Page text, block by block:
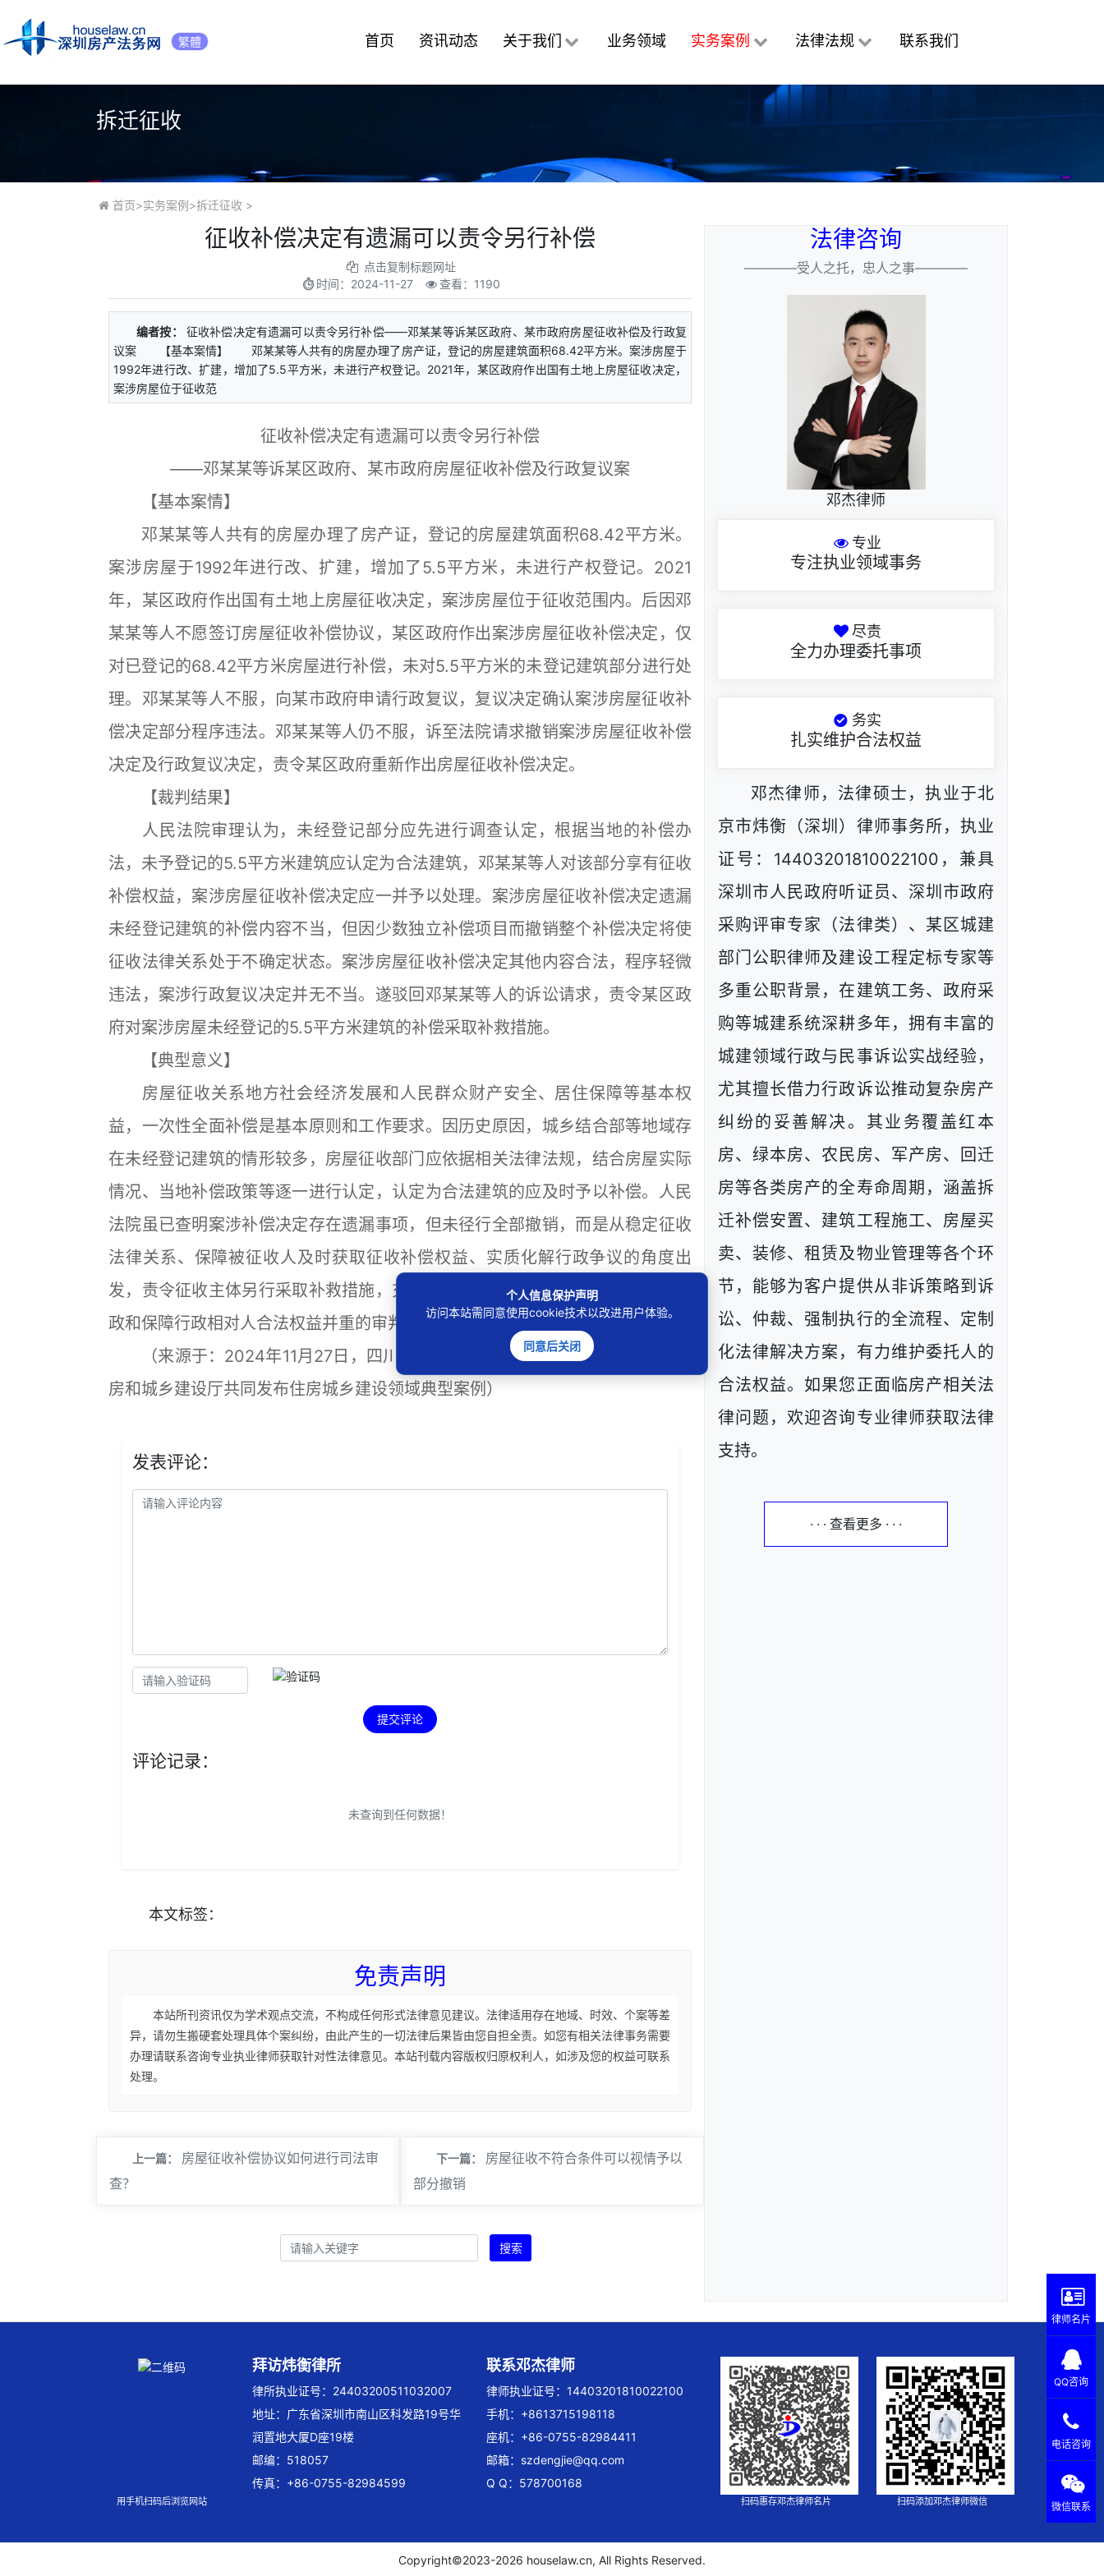
繁體 首页 资讯动态 关于我们 业务领域 实务案例 法律法规 联系我们
拆迁征收
首页>实务案例 >拆迁征收>
征收补偿决定有遗漏可以责令另行补偿
点击复制标题网址
时间： 2024-11-27 查看：1190
编者按：
征收补偿决定有遗漏可以责令另行补偿——邓某某等诉某区政府、某市政府房屋征收补偿及行政复
议案 【基本案情】 邓某某等人共有的房屋办理了房产证，登记的房屋建筑面积68.42平方米。案涉房屋于
1992年进行改、扩建，增加了5.5平方米，未进行产权登记。2021年，某区政府作出国有土地上房屋征收决定，
案涉房屋位于征收范
征收补偿决定有遗漏可以责令另行补偿
——邓某某等诉某区政府、某市政府房屋征收补偿及行政复议案
【基本案情】
邓某某等人共有的房屋办理了房产证，登记的房屋建筑面积68.42平方米。
案涉房屋于1992年进行改、扩建，增加了5.5平方米，未进行产权登记。2021
年，某区政府作出国有土地上房屋征收决定，案涉房屋位于征收范围内。后因邓
某某等人不愿签订房屋征收补偿协议，某区政府作出案涉房屋征收补偿决定，仅
对已登记的68.42平方米房屋进行补偿，未对5.5平方米的未登记建筑部分进行处
理。邓某某等人不服，向某市政府申请行政复议，复议决定确认案涉房屋征收补
偿决定部分程序违法。邓某某等人仍不服，诉至法院请求撤销案涉房屋征收补偿
决定及行政复议决定，责令某区政府重新作出房屋征收补偿决定。
【裁判结果】
人民法院审理认为，未经登记部分应先进行调查认定，根据当地的补偿办
法，未予登记的5.5平方米建筑应认定为合法建筑，邓某某等人对该部分享有征收
补偿权益，案涉房屋征收补偿决定应一并予以处理。案涉房屋征收补偿决定遗漏
未经登记建筑的补偿内容不当，但因少数独立补偿项目而撤销整个补偿决定将使
征收法律关系处于不确定状态。案涉房屋征收补偿决定其他内容合法，程序轻微
违法，案涉行政复议决定并无不当。遂驳回邓某某等人的诉讼请求，责令某区政
府对案涉房屋未经登记的5.5平方米建筑的补偿采取补救措施。
【典型意义】
房屋征收关系地方社会经济发展和人民群众财产安全、居住保障等基本权
益，一次性全面补偿是基本原则和工作要求。因历史原因，城乡结合部等地域存
在未经登记建筑的情形较多，房屋征收部门应依据相关法律法规，结合房屋实际
情况、当地补偿政策等逐一进行认定，认定为合法建筑的应及时予以补偿。人民
法院虽已查明案涉补偿决定存在遗漏事项，但未径行全部撤销，而是从稳定征收
法律关系、保障被征收人及时获取征收补偿权益、实质化解行政争议的角度出
发，责令征收主体另行采取补救措施，充分体现了行政诉讼监督行政机关依法行
政和保障行政相对人合法权益并重的审判理念。
（来源于：2024年11月27日，四川省高级人民法院 四川省司法厅 四川省住
房和城乡建设厅共同发布住房城乡建设领域典型案例）
发表评论：
提交评论
评论记录：
未查询到任何数据！
本文标签：
免责声明
本站所刊资讯仅为学术观点交流，不构成任何形式法律意见建议。法律适用存在地域、时效、个案等差
异，请勿生搬硬套处理具体个案纠纷，由此产生的一切法律后果皆由您自担全责。如您有相关法律事务需要
办理请联系咨询专业执业律师获取针对性法律意见。本站刊载内容版权归原权利人，如涉及您的权益可联系
处理。
上一篇：
房屋征收补偿协议如何进行司法审
查？
下一篇：
房屋征收不符合条件可以视情予以
部分撤销
搜索
法律咨询
————受人之托，忠人之事————
邓杰律师
专业
专注执业领域事务
尽责
全力办理委托事项
务实
扎实维护合法权益
邓杰律师，法律硕士，执业于北
京市炜衡（深圳）律师事务所，执业
证号：14403201810022100，兼具
深圳市人民政府听证员、深圳市政府
采购评审专家（法律类）、某区城建
部门公职律师及建设工程定标专家等
多重公职背景，在建筑工务、政府采
购等城建系统深耕多年，拥有丰富的
城建领域行政与民事诉讼实战经验，
尤其擅长借力行政诉讼推动复杂房产
纠纷的妥善解决。其业务覆盖红本
房、绿本房、农民房、军产房、回迁
房等各类房产的全寿命周期，涵盖拆
迁补偿安置、建筑工程施工、房屋买
卖、装修、租赁及物业管理等各个环
节，能够为客户提供从非诉策略到诉
讼、仲裁、强制执行的全流程、定制
化法律解决方案，有力维护委托人的
合法权益。如果您正面临房产相关法
律问题，欢迎咨询专业律师获取法律
支持。
· · · 查看更多 · · ·
用手机扫码后浏览网站
拜访炜衡律所
律所执业证号：24403200511032007
地址：广东省深圳市南山区科发路19号华
润置地大厦D座19楼
邮编：518057
传真：+86-0755-82984599
联系邓杰律师
律师执业证号：14403201810022100
手机：+8613715198118
座机：+86-0755-82984411
邮箱： szdengjie@qq.com
Q Q：578700168
扫码惠存邓杰律师名片 扫码添加邓杰律师微信
Copyright©2023-2026 houselaw.cn, All Rights Reserved.
律师名片
QQ咨询
电话咨询
微信联系
个人信息保护声明
访问本站需同意使用cookie技术以改进用户体验。
同意后关闭